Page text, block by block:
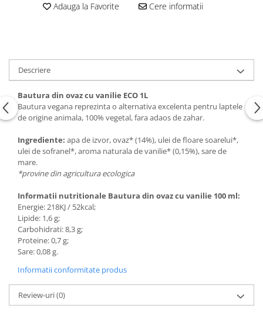
Adauga la Favorite Cere informatii
Descriere
Bautura din ovaz cu vanilie ECO 1L
Bautura vegana reprezinta o alternativa excelenta pentru laptele
de origine animala, 100% vegetal, fara adaos de zahar.
Ingrediente: apa de izvor, ovaz* (14%), ulei de floare soarelui*,
ulei de sofranel*, aroma naturala de vanilie* (0,15%), sare de
mare.
*provine din agricultura ecologica
Informatii nutritionale Bautura din ovaz cu vanilie 100 ml:
Energie: 218KJ / 52kcal;
Lipide: 1,6 g;
Carbohidrati: 8,3 g;
Proteine: 0,7 g;
Sare: 0,08 g.
Informatii conformitate produs
Review-uri(0)